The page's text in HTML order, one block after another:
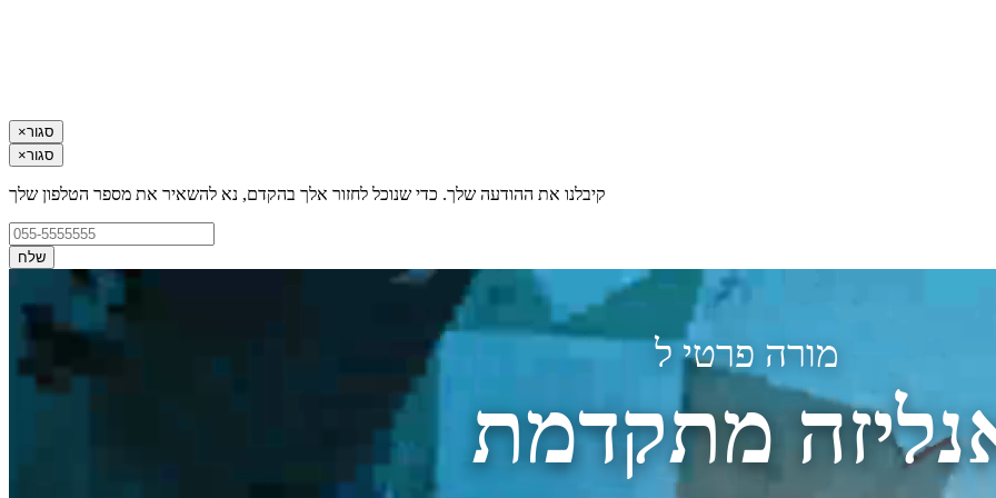
×סגור
×סגור
קיבלנו את ההודעה שלך. כדי שנוכל לחזור אלך בהקדם, נא להשאיר את מספר הטלפון שלך
שלח
מורה פרטי ל
מתקדמת